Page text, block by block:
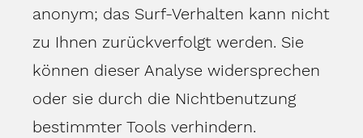
anonym; das Surf-Verhalten kann nicht
zu Ihnen zurückverfolgt werden. Sie
können dieser Analyse widersprechen
oder sie durch die Nichtbenutzung
bestimmter Tools verhindern.